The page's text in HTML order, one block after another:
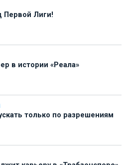
Первой Лиги!
в истории «Реала»
только по разрешениям